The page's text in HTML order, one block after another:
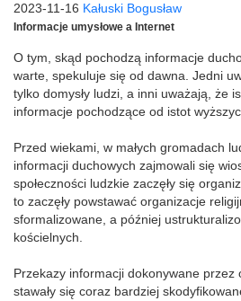
2023-11-16 Kałuski Bogusław
Informacje umysłowe a Internet
O tym, skąd pochodzą informacje
warte, spekuluje się od dawna. Jedni
tylko domysły ludzi, a inni uważają, że
informacje pochodzące od istot
Przed wiekami, w małych gromadach
informacji duchowych zajmowali się
społeczności ludzkie zaczęły się
to zaczęły powstawać organizacje
sformalizowane, a później
kościelnych.
Przekazy informacji dokonywane przez
stawały się coraz bardziej